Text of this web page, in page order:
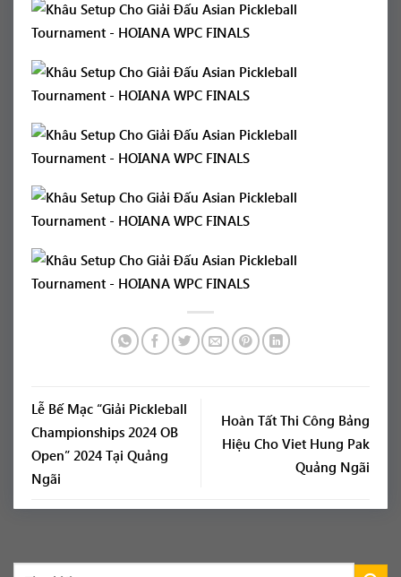
Lễ Bế Mạc “Giải Pickleball
Championships 2024 OB
Open” 2024 Tại Quảng
Ngãi
Hoàn Tất Thi Công Bảng
Hiệu Cho Viet Hung Pak
Quảng Ngãi